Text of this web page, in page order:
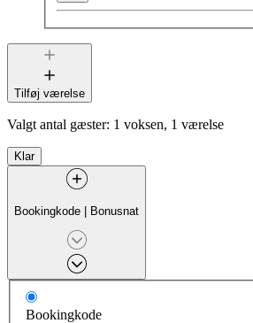
Tilføj værelse
Valgt antal gæster: 1 voksen, 1 værelse
Klar
Bookingkode | Bonusnat
Bookingkode